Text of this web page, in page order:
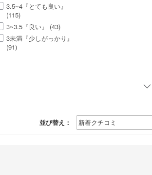
3.5~4『とても良い』
(115)
3~3.5『良い』 (43)
3未満『少しがっかり』
(91)
並び替え：